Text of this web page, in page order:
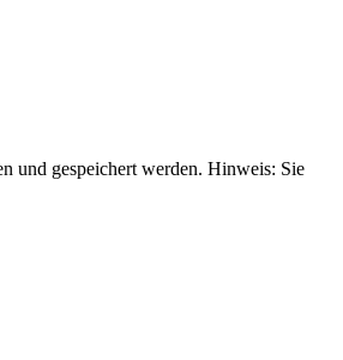
und gespeichert werden. Hinweis: Sie